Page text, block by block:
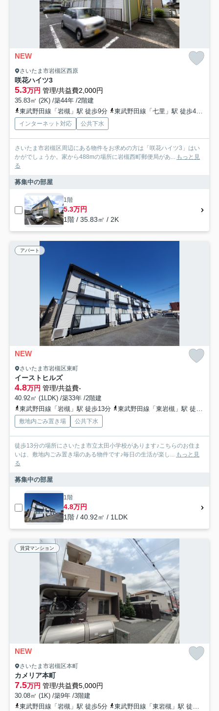
NEW
さいたま市岩槻区西原
咲花ハイツ3
5.3万円 管理/共益費2,000円
35.83㎡ (2K) /築44年 /2階建
東武野田線「岩槻」駅 徒歩9分
東武野田線「七里」駅 徒歩41分
インターネット対応 公共下水
さいたま市岩槻区周辺にある物件をお求めの方は「咲花ハイツ3」はい
かがでしょうか。家から488mの場所に岩槻西町郵便局があ... もっと見
る
募集中の部屋
1階
5.3万円
1階 / 35.83㎡ / 2K
アパート
NEW
さいたま市岩槻区東町
イーストヒルズ
4.8万円 管理/共益費-
40.92㎡ (1LDK) /築33年 /2階建
東武野田線「岩槻」駅 徒歩13分
東武野田線「東岩槻」駅 徒歩44分
敷地内ごみ置き場 公共下水
徒歩13分の場所にさいたま市立太田小学校があります♪こちらのお住ま
いは、敷地内ごみ置き場のある物件です♪毎日の生活が楽し... もっと見
る
募集中の部屋
1階
4.8万円
1階 / 40.92㎡ / 1LDK
賃貸マンション
NEW
さいたま市岩槻区本町
カメリア本町
7.5万円 管理/共益費5,000円
30.08㎡ (1K) /築9年 /3階建
東武野田線「岩槻」駅 徒歩5分
東武野田線「東岩槻」駅 徒歩35分